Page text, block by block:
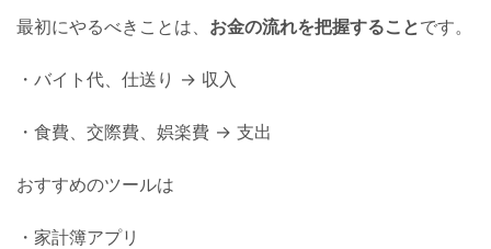
最初にやるべきことは、 お金の流れを把握することです。
・バイト代、仕送り → 収入
・食費、交際費、娯楽費 → 支出
おすすめのツールは
・家計簿アプリ